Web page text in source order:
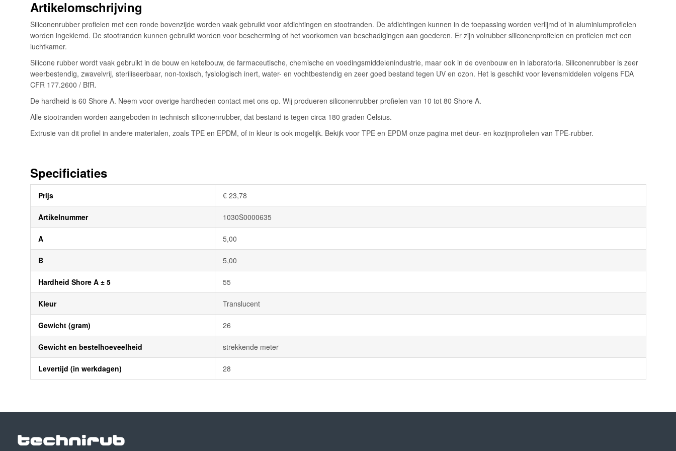
de
afbeeldingen-
gallerij
Artikelomschrijving
Siliconenrubber profielen met een ronde bovenzijde worden vaak gebruikt voor afdichtingen en stootranden. De afdichtingen kunnen in de toepassing worden verlijmd of in aluminiumprofielen
worden ingeklemd. De stootranden kunnen gebruikt worden voor bescherming of het voorkomen van beschadigingen aan goederen. Er zijn volrubber siliconenprofielen en profielen met een
luchtkamer.
Silicone rubber wordt vaak gebruikt in de bouw en ketelbouw, de farmaceutische, chemische en voedingsmiddelenindustrie, maar ook in de ovenbouw en in laboratoria. Siliconenrubber is zeer
weerbestendig, zwavelvrij, steriliseerbaar, non-toxisch, fysiologisch inert, water- en vochtbestendig en zeer goed bestand tegen UV en ozon. Het is geschikt voor levensmiddelen volgens FDA
CFR 177.2600 / BfR.
De hardheid is 60 Shore A. Neem voor overige hardheden contact met ons op. Wij produeren siliconenrubber profielen van 10 tot 80 Shore A.
Alle stootranden worden aangeboden in technisch siliconenrubber, dat bestand is tegen circa 180 graden Celsius.
Extrusie van dit profiel in andere materialen, zoals TPE en EPDM, of in kleur is ook mogelijk. Bekijk voor TPE en EPDM onze pagina met deur- en kozijnprofielen van TPE-rubber.
Specificiaties
informatie
Prijs € 23,78
Artikelnummer 1030S0000635
A 5,00
B 5,00
Hardheid Shore A ± 5 55
Kleur Translucent
Gewicht (gram) 26
Gewicht en bestelhoeveelheid strekkende meter
Levertijd (in werkdagen) 28